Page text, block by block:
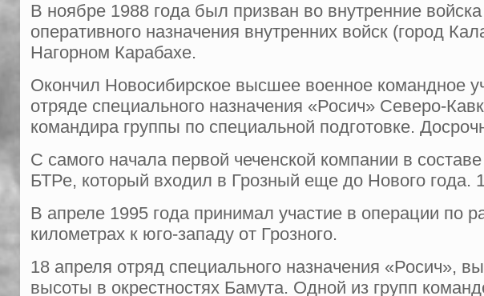
В ноябре 1988 года был призван во внутренние
оперативного назначения внутренних войск (город
Нагорном Карабахе.
Окончил Новосибирское высшее военное командное
отряде специального назначения «Росич» Северо-
командира группы по специальной подготовке.
С самого начала первой чеченской компании в
БТРе, который входил в Грозный еще до Нового года.
В апреле 1995 года принимал участие в операции по
километрах к юго-западу от Грозного.
18 апреля отряд специального назначения «Росич»,
высоты в окрестностях Бамута. Одной из групп